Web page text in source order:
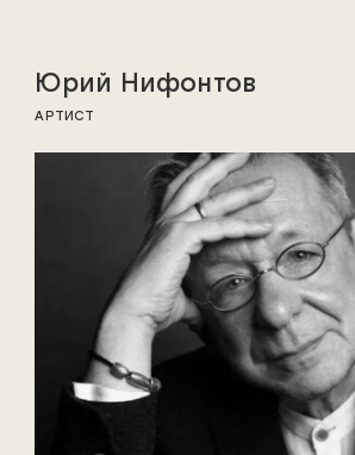
ПРИГЛАШЁННЫЕ АРТИСТЫ
Юрий Нифонтов
АРТИСТ